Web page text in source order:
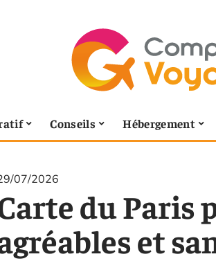
Conseils Hébergement
07/2026
du Paris
et